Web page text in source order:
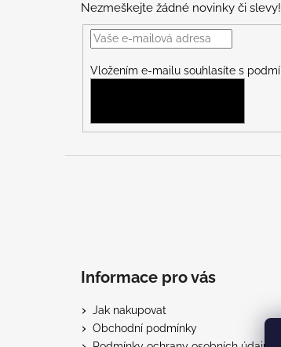
Nezmeškejte žádné novinky či slevy!
Vložením e-mailu souhlasíte s
Informace pro vás
Jak nakupovat
Obchodní podmínky